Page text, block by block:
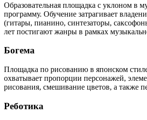
Образовательная площадка с уклоном в
программу. Обучение затрагивает
(гитары, пианино, синтезаторы,
лет постигают жанры в рамках
Богема
Площадка по рисованию в японском
охватывает пропорции персонажей,
рисования, смешивание цветов, а также
Реботика